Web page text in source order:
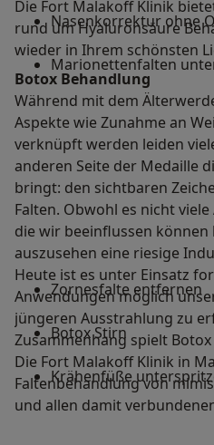
Die Fort Malakoff Klinik
rund um Hyaluronsäure
wieder in Ihrem schönsten
Nasenkorrektur ohne
Marionettenfalten
Botox Behandlung
Während mit dem
Aspekte wie Zunahme an
verknüpft werden leiden
anderen Seite der Medaille
bringt: den sichtbaren
Falten. Obwohl es nicht
die wir beeinflussen
auszusehen eine riesige
Heute ist es unter Einsatz
Anwendungen möglich
jüngeren Ausstrahlung zu
Zusammenhang spielt
Die Fort Malakoff Klinik in
Faltenbehandlung von
und allen damit
Zornesfalte entfernen
Botox Stirn
Krähenfüße